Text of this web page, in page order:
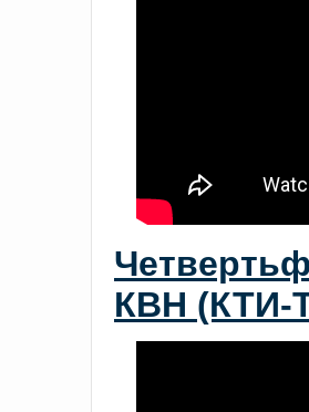
КВН (КТИ-